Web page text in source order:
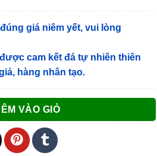
giá niêm yết, vui lòng
cam kết đá tự nhiên thiên
hàng nhân tạo.
VÀO GIỎ